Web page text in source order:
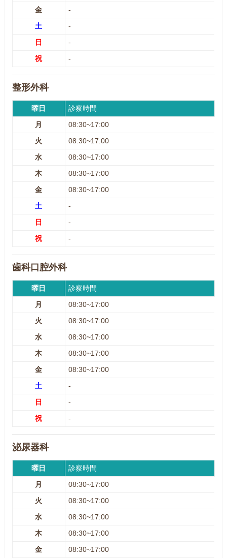
金
-
土
-
日
-
祝
-
整形外科
曜日
診察時間
月
08:30~17:00
火
08:30~17:00
水
08:30~17:00
木
08:30~17:00
金
08:30~17:00
土
-
日
-
祝
-
歯科口腔外科
曜日
診察時間
月
08:30~17:00
火
08:30~17:00
水
08:30~17:00
木
08:30~17:00
金
08:30~17:00
土
-
日
-
祝
-
泌尿器科
曜日
診察時間
月
08:30~17:00
火
08:30~17:00
水
08:30~17:00
木
08:30~17:00
金
08:30~17:00